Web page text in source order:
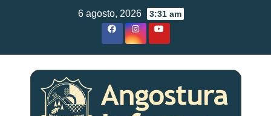
6 agosto, 2026 3:31 am